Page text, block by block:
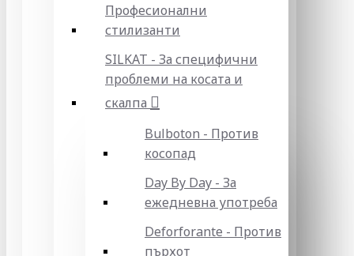
Професионални
стилизанти
SILKAT - За специфични
проблеми на косата и
скалпа
Bulboton - Против
косопад
Day By Day - За
ежедневна употреба
Deforforante - Против
пърхот